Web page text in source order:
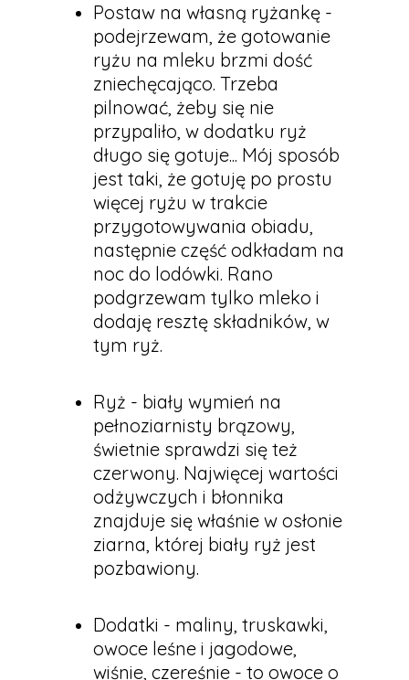
Postaw na własną ryżankę -
podejrzewam, że gotowanie
ryżu na mleku brzmi dość
zniechęcająco. Trzeba
pilnować, żeby się nie
przypaliło, w dodatku ryż
długo się gotuje... Mój sposób
jest taki, że gotuję po prostu
więcej ryżu w trakcie
przygotowywania obiadu,
następnie część odkładam na
noc do lodówki. Rano
podgrzewam tylko mleko i
dodaję resztę składników, w
tym ryż.
Ryż - biały wymień na
pełnoziarnisty brązowy,
świetnie sprawdzi się też
czerwony. Najwięcej wartości
odżywczych i błonnika
znajduje się właśnie w osłonie
ziarna, której biały ryż jest
pozbawiony.
Dodatki - maliny, truskawki,
owoce leśne i jagodowe,
wiśnie, czereśnie - to owoce o